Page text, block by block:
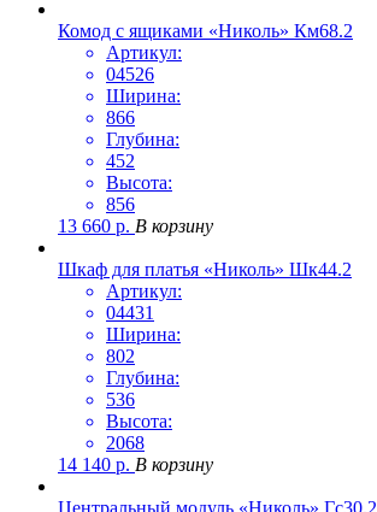
Комод с ящиками «Николь» Км68.2
Артикул:
04526
Ширина:
866
Глубина:
452
Высота:
856
13 660 р. В корзину
Шкаф для платья «Николь» Шк44.2
Артикул:
04431
Ширина:
802
Глубина:
536
Высота:
2068
14 140 р. В корзину
Центральный модуль «Николь» Гс30.2